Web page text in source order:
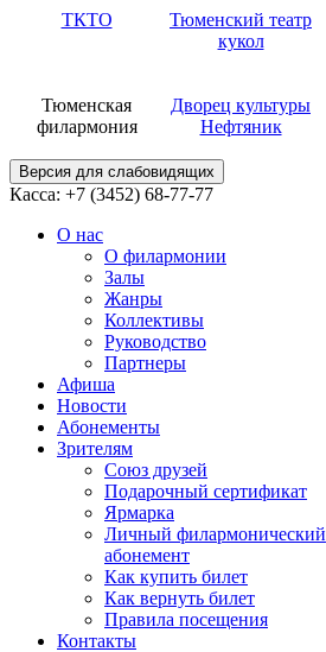
ТКТО
Тюменский театр
кукол
Тюменская
филармония
Дворец культуры
Нефтяник
Версия для слабовидящих
Касса: +7 (3452) 68-77-77
О нас
О филармонии
Залы
Жанры
Коллективы
Руководство
Партнеры
Афиша
Новости
Абонементы
Зрителям
Союз друзей
Подарочный сертификат
Ярмарка
Личный филармонический
абонемент
Как купить билет
Как вернуть билет
Правила посещения
Контакты